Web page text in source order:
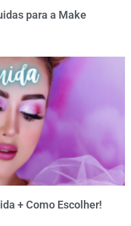
para a Make
+ Como Escolher!